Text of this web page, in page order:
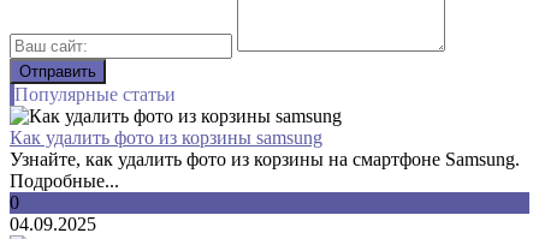
Популярные статьи
Как удалить фото из корзины samsung
Узнайте, как удалить фото из корзины на смартфоне Samsung.
Подробные...
0
04.09.2025